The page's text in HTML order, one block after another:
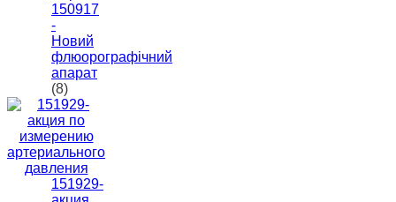
150917
-
Новий
флюорографічний
апарат
(8)
151929-